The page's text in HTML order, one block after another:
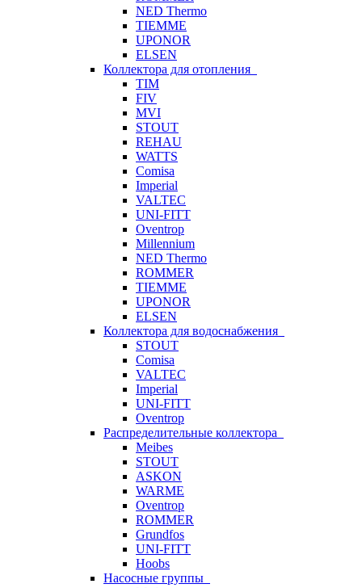
NED Thermo
TIEMME
UPONOR
ELSEN
Коллектора для отопления
TIM
FIV
MVI
STOUT
REHAU
WATTS
Comisa
Imperial
VALTEC
UNI-FITT
Oventrop
Millennium
NED Thermo
ROMMER
TIEMME
UPONOR
ELSEN
Коллектора для водоснабжения
STOUT
Comisa
VALTEC
Imperial
UNI-FITT
Oventrop
Распределительные коллектора
Meibes
STOUT
ASKON
WARME
Oventrop
ROMMER
Grundfos
UNI-FITT
Hoobs
Насосные группы